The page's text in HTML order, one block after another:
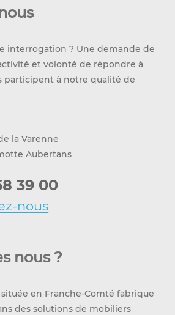
interrogation ? Une demande de
et volonté de répondre à
participent à notre qualité de
la Varenne
Aubertans
39 00
nous
nous ?
en Franche-Comté fabrique
des solutions de mobiliers